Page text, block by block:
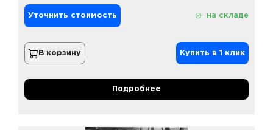
Уточнить стоимость на складе
В корзину Купить в 1 клик
Подробнее